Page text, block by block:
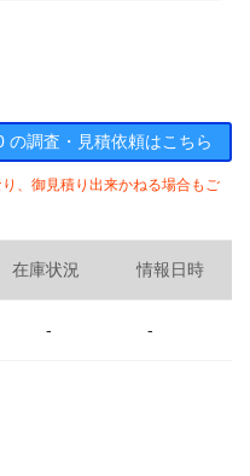
調査・見積依頼はこちら
、御見積り出来かねる場合もご
在庫状況 情報日時
- -